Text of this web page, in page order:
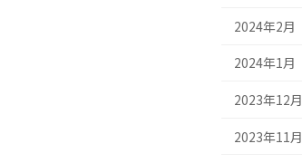
2024年2月
2024年1月
2023年12月
2023年11月